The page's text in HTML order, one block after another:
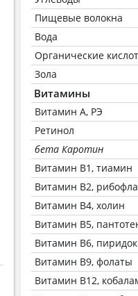
Пищевые волокна
Вода
Органические
Зола
Витамины
Витамин А, РЭ
Ретинол
бета Каротин
Витамин В1, тиамин
Витамин В2,
Витамин В4, холин
Витамин В5,
Витамин В6,
Витамин В9, фолаты
Витамин В12,